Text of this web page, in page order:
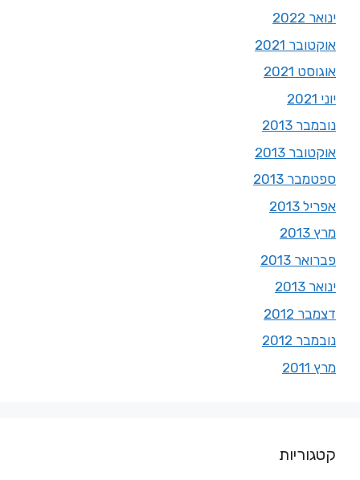
ינואר 2022
אוקטובר 2021
אוגוסט 2021
יוני 2021
נובמבר 2013
אוקטובר 2013
ספטמבר 2013
אפריל 2013
מרץ 2013
פברואר 2013
ינואר 2013
דצמבר 2012
נובמבר 2012
מרץ 2011
קטגוריות